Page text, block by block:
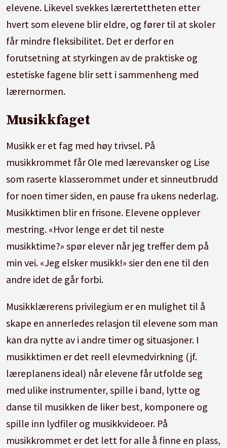
elevene. Likevel svekkes lærertettheten etter
hvert som elevene blir eldre, og fører til at skoler
får mindre fleksibilitet. Det er derfor en
forutsetning at styrkingen av de praktiske og
estetiske fagene blir sett i sammenheng med
lærernormen.
Musikkfaget
Musikk er et fag med høy trivsel. På
musikkrommet får Ole med lærevansker og Lise
som raserte klasserommet under et sinneutbrudd
for noen timer siden, en pause fra ukens nederlag.
Musikktimen blir en frisone. Elevene opplever
mestring. «Hvor lenge er det til neste
musikktime?» spør elever når jeg treffer dem på
min vei. «Jeg elsker musikk!» sier den ene til den
andre idet de går forbi.
Musikklærerens privilegium er en mulighet til å
skape en annerledes relasjon til elevene som man
kan dra nytte av i andre timer og situasjoner. I
musikktimen er det reell elevmedvirkning (jf.
læreplanens ideal) når elevene får utfolde seg
med ulike instrumenter, spille i band, lytte og
danse til musikken de liker best, komponere og
spille inn lydfiler og musikkvideoer. På
musikkrommet er det lett for alle å finne en plass,